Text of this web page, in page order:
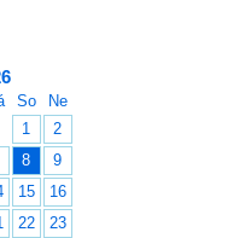
So
Ne
1
2
8
9
15
16
22 23